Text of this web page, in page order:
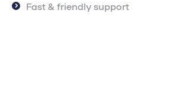
Fast & friendly support